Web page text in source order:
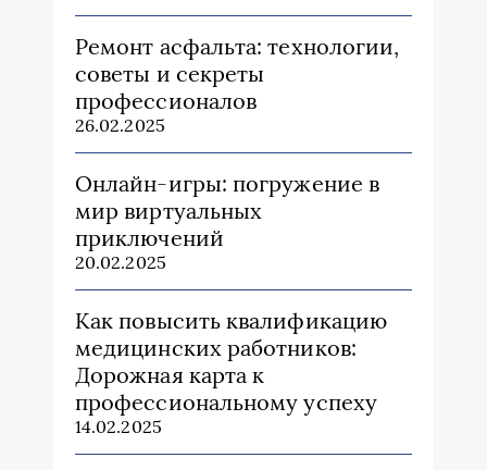
Ремонт асфальта: технологии,
советы и секреты
профессионалов
26.02.2025
Онлайн-игры: погружение в
мир виртуальных
приключений
20.02.2025
Как повысить квалификацию
медицинских работников:
Дорожная карта к
профессиональному успеху
14.02.2025